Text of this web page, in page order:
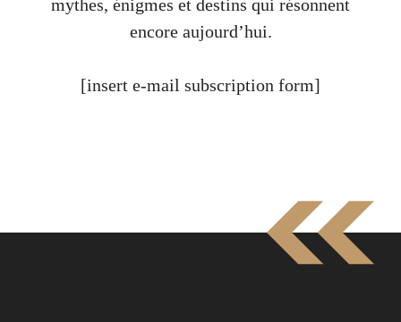
mythes, énigmes et destins qui résonnent
encore aujourd’hui.
[insert e-mail subscription form]